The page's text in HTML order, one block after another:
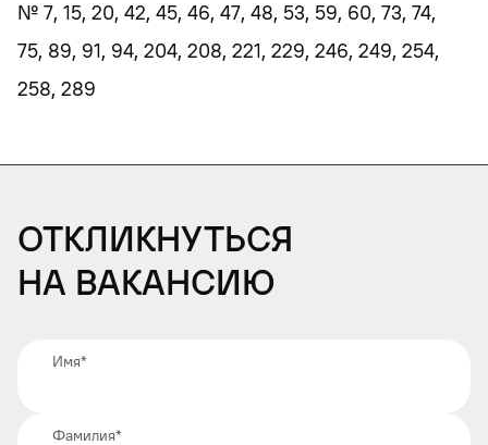
№ 7, 15, 20, 42, 45, 46, 47, 48, 53, 59, 60, 73, 74,
75, 89, 91, 94, 204, 208, 221, 229, 246, 249, 254,
258, 289
Откликнуться
на вакансию
Имя*
Фамилия*